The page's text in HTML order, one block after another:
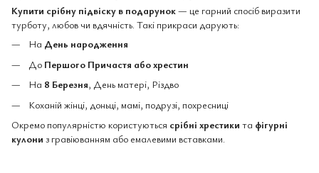
Купити срібну підвіску в подарунок— це гарний спосіб виразити
турботу, любов чи вдячність. Такі прикраси дарують:
На День народження
До Першого Причастя або хрестин
На 8 Березня, День матері, Різдво
Коханій жінці, доньці, мамі, подрузі, похресниці
Окремо популярністю користуються срібні хрестики та фігурні
кулони з гравіюванням або емалевими вставками.